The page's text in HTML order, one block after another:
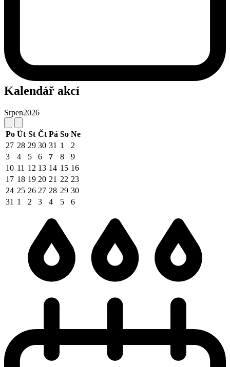
Kalendář akcí
Srpen2026
Po Út St Čt Pá So Ne
27 28 29 30 31 1
2
3
4 5 6 7 8
9
10 11 12 13 14 15 16
17 18 19 20 21 22 23
24 25 26 27 28 29 30
31 1 2 3 4 5 6